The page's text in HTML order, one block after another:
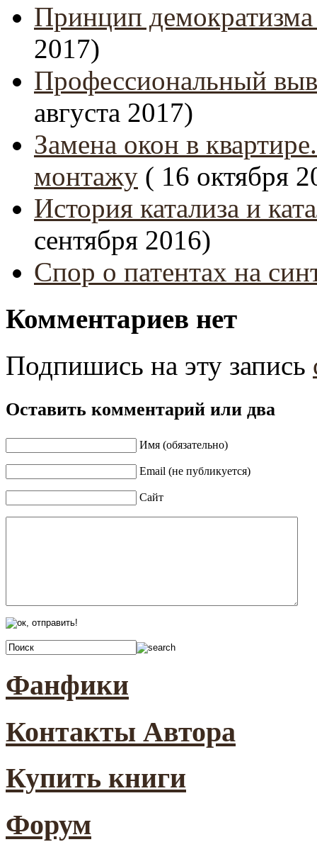
Принцип демократизма
2017)
Профессиональный
августа 2017)
Замена окон в
монтажу ( 16 октября
История катализа и
сентября 2016)
Спор о патентах на
Комментариев нет
Подпишись на эту запись
Оставить комментарий или два
Имя (обязательно)
Email (не публикуется)
Сайт
Фанфики
Контакты Автора
Купить книги
Форум